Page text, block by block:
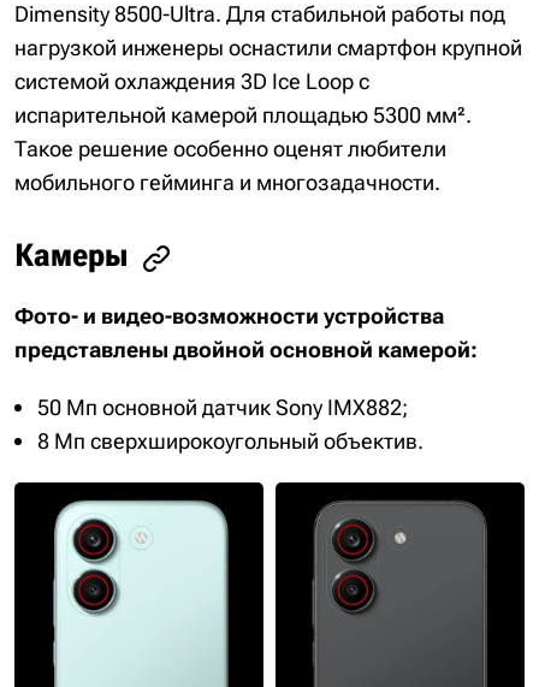
Dimensity 8500-Ultra. Для стабильной работы под
нагрузкой инженеры оснастили смартфон крупной
системой охлаждения 3D Ice Loop с
испарительной камерой площадью 5300 мм².
Такое решение особенно оценят любители
мобильного гейминга и многозадачности.
Камеры
Фото- и видео-возможности устройства
представлены двойной основной камерой:
50 Мп основной датчик Sony IMX882;
8 Мп сверхширокоугольный объектив.